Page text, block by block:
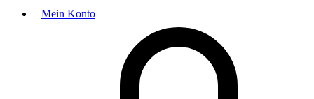
Mein Konto